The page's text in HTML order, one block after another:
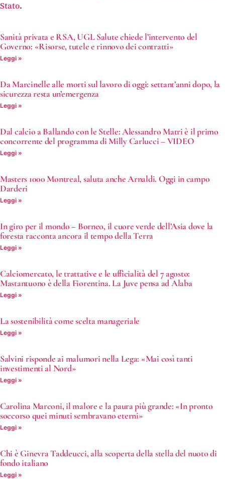
Stato.
Sanità privata e RSA, UGL Salute chiede l’intervento del
Governo: «Risorse, tutele e rinnovo dei contratti»
Leggi »
Da Marcinelle alle morti sul lavoro di oggi: settant’anni dopo, la
sicurezza resta un’emergenza
Leggi »
Dal calcio a Ballando con le Stelle: Alessandro Matri è il primo
concorrente del programma di Milly Carlucci – VIDEO
Leggi »
Masters 1000 Montreal, saluta anche Arnaldi. Oggi in campo
Darderi
Leggi »
In giro per il mondo – Borneo, il cuore verde dell’Asia dove la
foresta racconta ancora il tempo della Terra
Leggi »
Calciomercato, le trattative e le ufficialità del 7 agosto:
Mastantuono è della Fiorentina. La Juve pensa ad Alaba
Leggi »
La sostenibilità come scelta manageriale
Leggi »
Salvini risponde ai malumori nella Lega: «Mai così tanti
investimenti al Nord»
Leggi »
Carolina Marconi, il malore e la paura più grande: «In pronto
soccorso quei minuti sembravano eterni»
Leggi »
Chi è Ginevra Taddeucci, alla scoperta della stella del nuoto di
fondo italiano
Leggi »